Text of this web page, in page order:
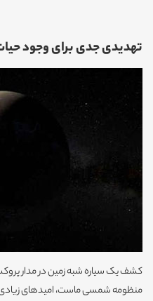
تهدیدی جدی برای وجود
کشف یک سیاره شبه زمین در مدار
منظومه شمسی ماست، امیدهای زیادی را